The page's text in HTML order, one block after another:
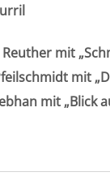
mit
mit
mit „Blick